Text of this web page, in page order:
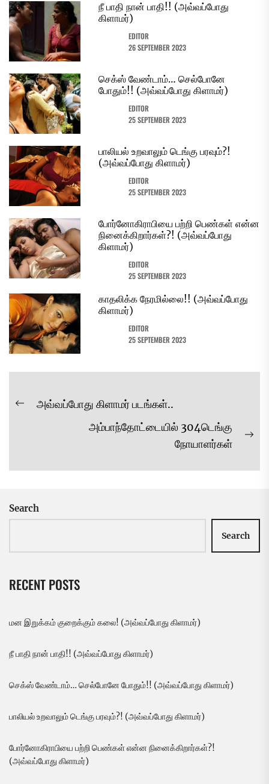
நீ பாதி நான் பாதி!! (அவ்வப்போது
கிளாமர்)
EDITOR
26 SEPTEMBER 2023
செக்ஸ் வேண்டாம்… செல்போனே
போதும்!! (அவ்வப்போது கிளாமர்)
EDITOR
25 SEPTEMBER 2023
பாலியல் உறவாலும் டெங்கு பரவும்?!
(அவ்வப்போது கிளாமர்)
EDITOR
25 SEPTEMBER 2023
போர்னோகிராபியை பற்றி பெண்கள் என்ன
நினைக்கிறார்கள்?! (அவ்வப்போது
கிளாமர்)
EDITOR
25 SEPTEMBER 2023
காதலிக்க நேரமில்லை!! (அவ்வப்போது
கிளாமர்)
EDITOR
25 SEPTEMBER 2023
Post
navigation
Previous
அவ்வப்போது கிளாமர் படங்கள்..
அம்பாந்தோட்டையில் 304டெங்கு
நோயாளர்கள்
Search
Search
RECENT POSTS
மன இறுக்கம் குறைக்கும் கலை! (அவ்வப்போது கிளாமர்)
நீ பாதி நான் பாதி!! (அவ்வப்போது கிளாமர்)
செக்ஸ் வேண்டாம்… செல்போனே போதும்!! (அவ்வப்போது கிளாமர்)
பாலியல் உறவாலும் டெங்கு பரவும்?! (அவ்வப்போது கிளாமர்)
போர்னோகிராபியை பற்றி பெண்கள் என்ன நினைக்கிறார்கள்?!
(அவ்வப்போது கிளாமர்)